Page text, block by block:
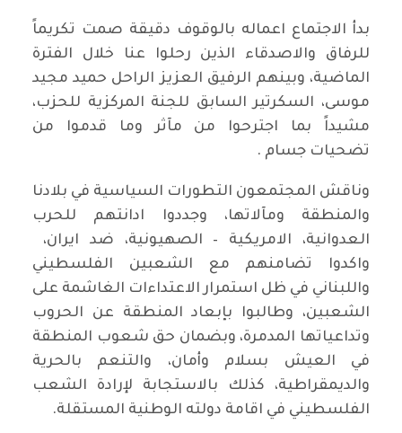
بدأ الاجتماع اعماله بالوقوف دقيقة صمت تكريماً
للرفاق والاصدقاء الذين رحلوا عنا خلال الفترة
الماضية، وبينهم الرفيق العزيز الراحل حميد مجيد
موسى، السكرتير السابق للجنة المركزية للحزب،
مشيداً بما اجترحوا من مآثر وما قدموا من
تضحيات جسام .
وناقش المجتمعون التطورات السياسية في بلادنا
والمنطقة ومآلاتها، وجددوا ادانتهم للحرب
العدوانية، الامريكية – الصهيونية، ضد ايران،
واكدوا تضامنهم مع الشعبين الفلسطيني
واللبناني في ظل استمرار الاعتداءات الغاشمة على
الشعبين، وطالبوا بإبعاد المنطقة عن الحروب
وتداعياتها المدمرة، وبضمان حق شعوب المنطقة
في العيش بسلام وأمان، والتنعم بالحرية
والديمقراطية، كذلك بالاستجابة لإرادة الشعب
الفلسطيني في اقامة دولته الوطنية المستقلة.